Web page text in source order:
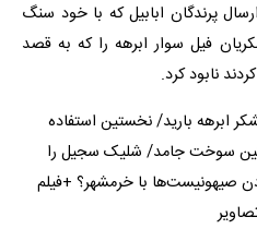
پرندگان ابابیل که با خود سنگ
فیل سوار ابرهه را که به قصد
نابود کرد.